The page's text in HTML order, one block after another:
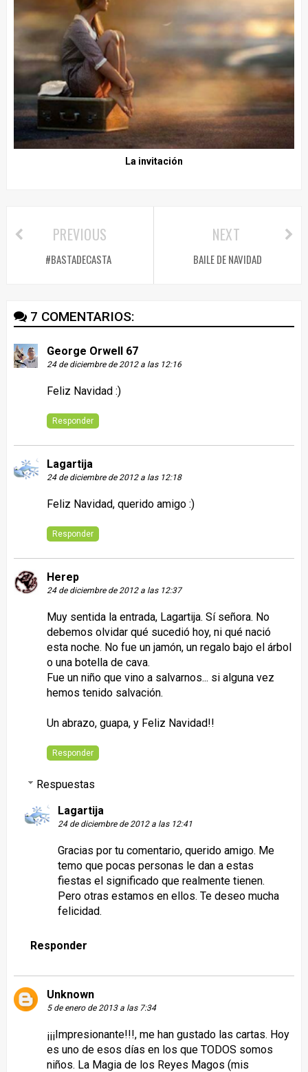
La invitación
NEXT
BAILE DE NAVIDAD
PREVIOUS
#BASTADECASTA
7 COMENTARIOS:
George Orwell 67
24 de diciembre de 2012 a las 12:16
Feliz Navidad :)
Responder
Lagartija
24 de diciembre de 2012 a las 12:18
Feliz Navidad, querido amigo :)
Responder
Herep
24 de diciembre de 2012 a las 12:37
Muy sentida la entrada, Lagartija. Sí señora. No
debemos olvidar qué sucedió hoy, ni qué nació
esta noche. No fue un jamón, un regalo bajo el árbol
o una botella de cava.
Fue un niño que vino a salvarnos... si alguna vez
hemos tenido salvación.
Un abrazo, guapa, y Feliz Navidad!!
Responder
Respuestas
Lagartija
24 de diciembre de 2012 a las 12:41
Gracias por tu comentario, querido amigo. Me
temo que pocas personas le dan a estas
fiestas el significado que realmente tienen.
Pero otras estamos en ellos. Te deseo mucha
felicidad.
Responder
Unknown
5 de enero de 2013 a las 7:34
¡¡¡Impresionante!!!, me han gustado las cartas. Hoy
es uno de esos días en los que TODOS somos
niños. La Magia de los Reyes Magos (mis